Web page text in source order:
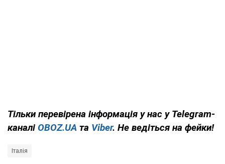
Тільки перевірена інформація у нас у Telegram-
каналі OBOZ.UA та Viber. Не ведіться на фейки!
Італія